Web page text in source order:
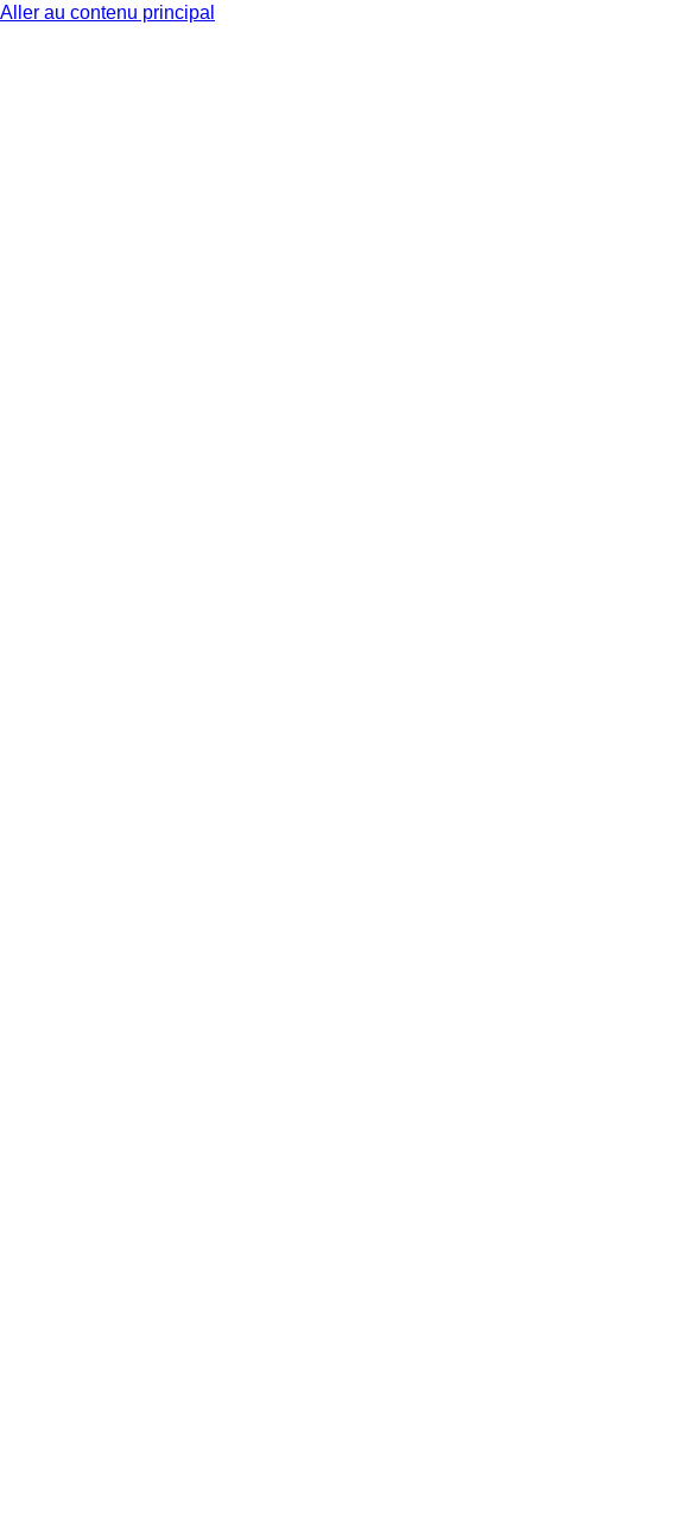
Aller au contenu principal